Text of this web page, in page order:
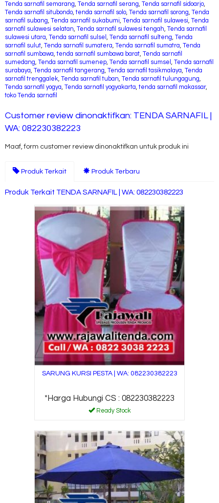
Tenda sarnafil semarang, Tenda sarnafil serang, Tenda sarnafil sidoarjo,
Tenda sarnafil situbondo,tenda sarnafil solo, Tenda sarnafil sorong, Tenda
sarnafil subang, Tenda sarnafil sukabumi, Tenda sarnafil sulawesi, Tenda
sarnafil sulawesi selatan, Tenda sarnafil sulawesi tengah, Tenda sarnafil
sulawesi utara, Tenda sarnafil sulsel , Tenda sarnafil sulteng, Tenda
sarnafil sulut, Tenda sarnafil sumatera, Tenda sarnafil sumatra, Tenda
sarnafil sumbawa,tenda sarnafil sumbawa barat, Tenda sarnafil
sumedang, Tenda sarnafil sumenep, Tenda sarnafil sumsel , Tenda sarnafil
surabaya, Tenda sarnafil tangerang, Tenda sarnafil tasikmalaya, Tenda
sarnafil trenggalek, Tenda sarnafil tuban, Tenda sarnafil tulungagung,
Tenda sarnafil yogya, Tenda sarnafil yogyakarta,tenda sarnafil makassar,
toko Tenda sarnafil
Customer review dinonaktifkan: TENDA SARNAFIL |
WA: 082230382223
Maaf, form customer review dinonaktifkan untuk produk ini
Produk Terkait Produk Terbaru
Produk Terkait TENDA SARNAFIL | WA: 082230382223
SARUNG KURSI PESTA | WA: 082230382223
*Harga Hubungi CS : 082230382223
Ready Stock